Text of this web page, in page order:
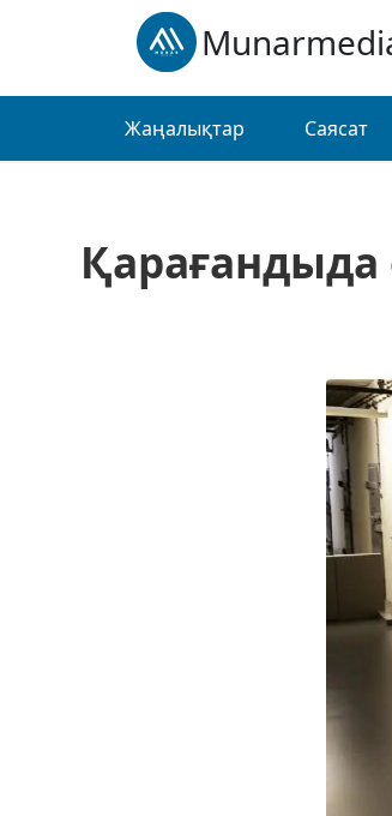
Жаңалықтар Саясат
Қарағандыда